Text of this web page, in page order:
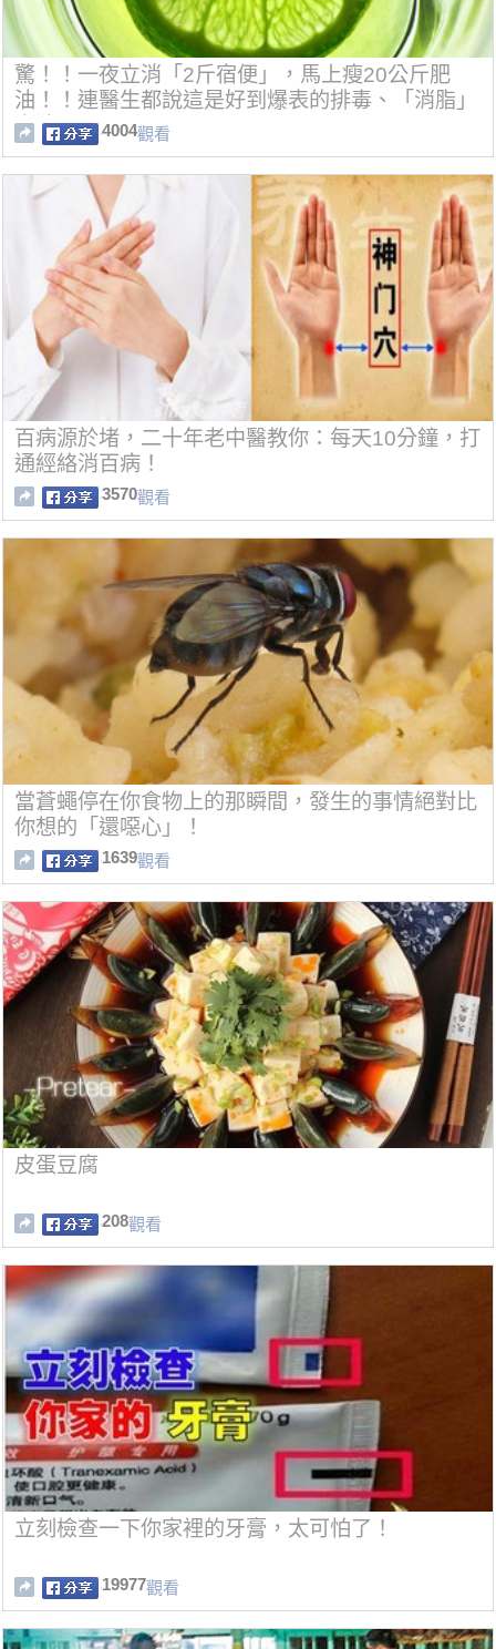
驚！！一夜立消「2斤宿便」，馬上瘦20公斤肥
油！！連醫生都說這是好到爆表的排毒、「消脂」
方法！
4004觀看
百病源於堵，二十年老中醫教你：每天10分鐘，打
通經絡消百病！
3570觀看
當蒼蠅停在你食物上的那瞬間，發生的事情絕對比
你想的「還噁心」！
1639觀看
皮蛋豆腐
208觀看
立刻檢查一下你家裡的牙膏，太可怕了！
19977觀看